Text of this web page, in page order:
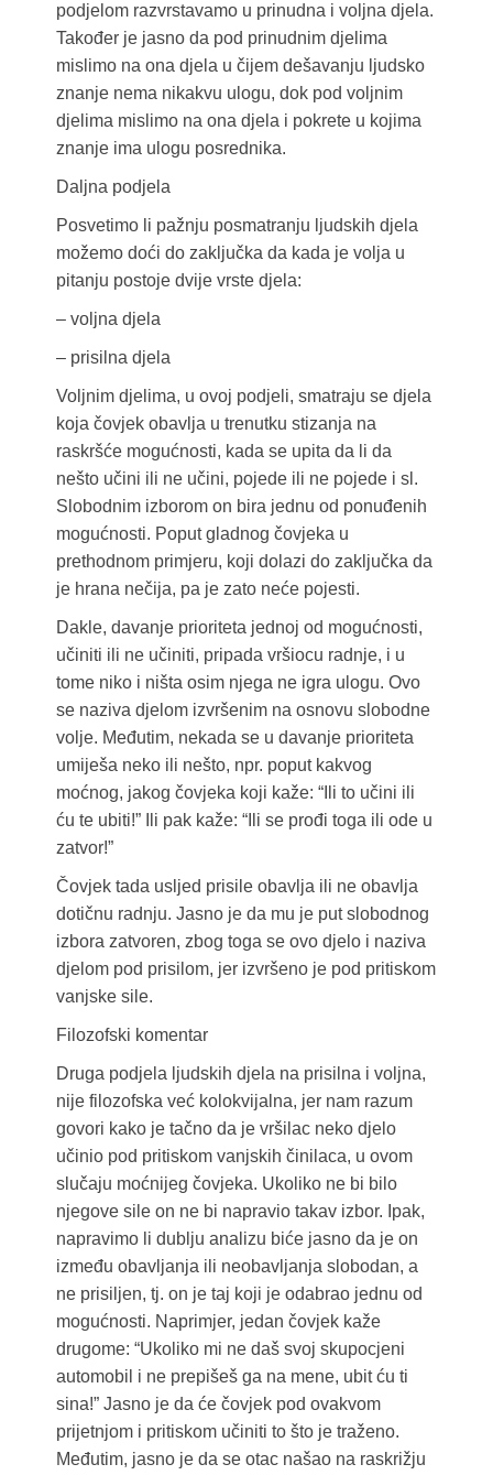
podjelom razvrstavamo u prinudna i voljna djela.
Također je jasno da pod prinudnim djelima
mislimo na ona djela u čijem dešavanju ljudsko
znanje nema nikakvu ulogu, dok pod voljnim
djelima mislimo na ona djela i pokrete u kojima
znanje ima ulogu posrednika.
Daljna podjela
Posvetimo li pažnju posmatranju ljudskih djela
možemo doći do zaključka da kada je volja u
pitanju postoje dvije vrste djela:
– voljna djela
– prisilna djela
Voljnim djelima, u ovoj podjeli, smatraju se djela
koja čovjek obavlja u trenutku stizanja na
raskršće mogućnosti, kada se upita da li da
nešto učini ili ne učini, pojede ili ne pojede i sl.
Slobodnim izborom on bira jednu od ponuđenih
mogućnosti. Poput gladnog čovjeka u
prethodnom primjeru, koji dolazi do zaključka da
je hrana nečija, pa je zato neće pojesti.
Dakle, davanje prioriteta jednoj od mogućnosti,
učiniti ili ne učiniti, pripada vršiocu radnje, i u
tome niko i ništa osim njega ne igra ulogu. Ovo
se naziva djelom izvršenim na osnovu slobodne
volje. Međutim, nekada se u davanje prioriteta
umiješa neko ili nešto, npr. poput kakvog
moćnog, jakog čovjeka koji kaže: “Ili to učini ili
ću te ubiti!” Ili pak kaže: “Ili se prođi toga ili ode u
zatvor!”
Čovjek tada usljed prisile obavlja ili ne obavlja
dotičnu radnju. Jasno je da mu je put slobodnog
izbora zatvoren, zbog toga se ovo djelo i naziva
djelom pod prisilom, jer izvršeno je pod pritiskom
vanjske sile.
Filozofski komentar
Druga podjela ljudskih djela na prisilna i voljna,
nije filozofska već kolokvijalna, jer nam razum
govori kako je tačno da je vršilac neko djelo
učinio pod pritiskom vanjskih činilaca, u ovom
slučaju moćnijeg čovjeka. Ukoliko ne bi bilo
njegove sile on ne bi napravio takav izbor. Ipak,
napravimo li dublju analizu biće jasno da je on
između obavljanja ili neobavljanja slobodan, a
ne prisiljen, tj. on je taj koji je odabrao jednu od
mogućnosti. Naprimjer, jedan čovjek kaže
drugome: “Ukoliko mi ne daš svoj skupocjeni
automobil i ne prepišeš ga na mene, ubit ću ti
sina!” Jasno je da će čovjek pod ovakvom
prijetnjom i pritiskom učiniti to što je traženo.
Međutim, jasno je da se otac našao na raskrižju